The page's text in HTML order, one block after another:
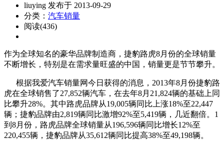
liuying 发布于 2013-09-29
分类： 汽车销量
阅读(436)
作为全球知名的豪华品牌制造商，捷豹路虎8月份的全球销量
不断增长，特别是在需求量旺盛的中国，销量更是节节攀升。
根据我爱汽车销量网今日获得的消息，2013年8月份捷豹路
虎在全球销售了27,852辆汽车，在去年8月21,824辆的基础上同
比攀升28%。其中路虎品牌从19,005辆同比上涨18%至22,447
辆；捷豹品牌由2,819辆同比激增92%至5,419辆，几近翻倍。1
到8月份，路虎品牌全球销量从196,596辆同比增长12%至
220,455辆，捷豹品牌从35,612辆同比提高38%至49,198辆。